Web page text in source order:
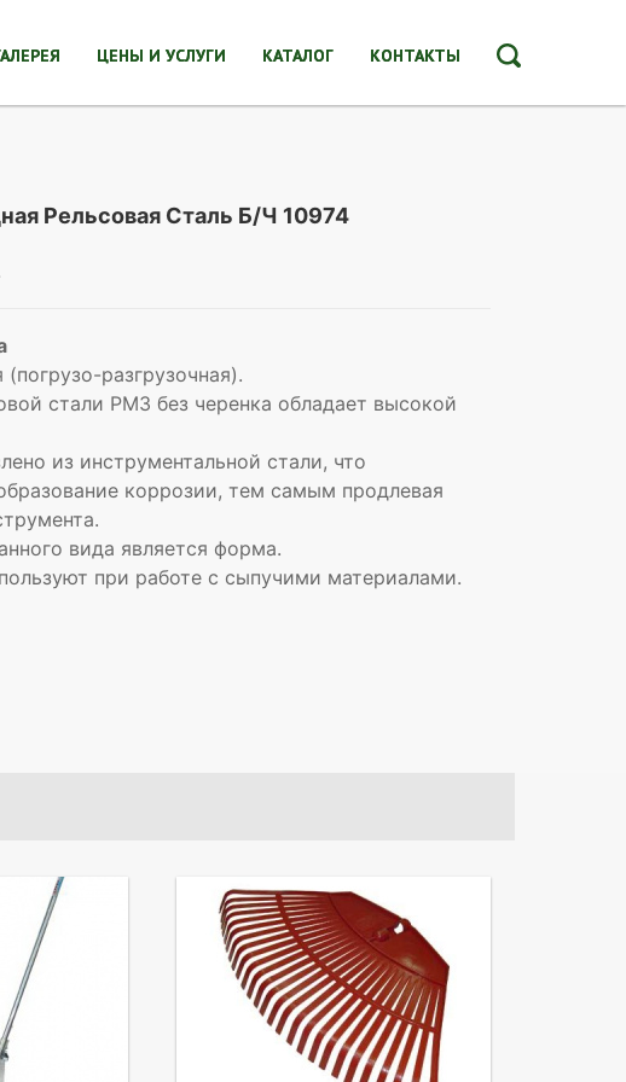
ЦЕНЫ И УСЛУГИ КАТАЛОГ КОНТАКТЫ
Рельсовая Сталь Б/Ч 10974
разгрузочная).
стали РМЗ без черенка обладает высокой
из инструментальной стали, что
коррозии, тем самым продлевая
вида является форма.
при работе с сыпучими материалами.